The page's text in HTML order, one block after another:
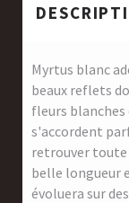
Myrtus blanc
beaux reflets
fleurs
s'accordent
retrouver toute
belle longueur
évoluera sur